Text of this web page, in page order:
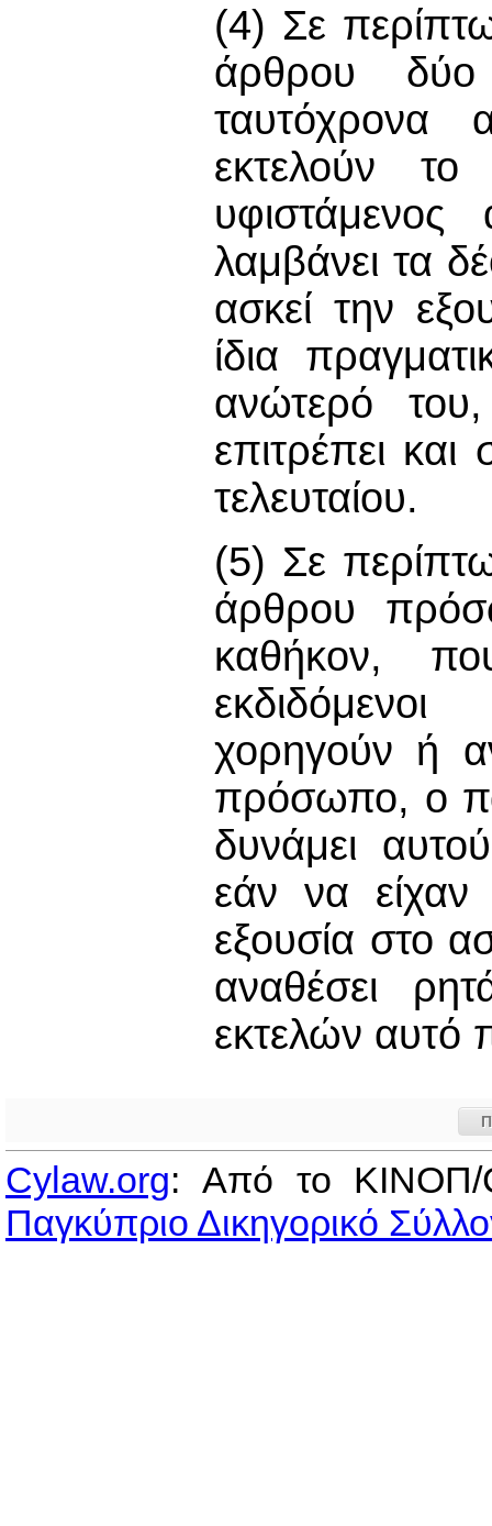
(4) Σε
άρθρου
ταυτόχρονα
εκτελούν
λαμβάνει τα
ασκεί την
ίδια
ανώτερό
επιτρέπει
τελευταίου.
(5) Σε
άρθρου
καθήκον,
χορηγούν ή
πρόσωπο, ο
δυνάμει
εάν να
εξουσία στο
αναθέσει
εκτελών
Cylaw.org: Από το
Παγκύπριο Δικηγορικό